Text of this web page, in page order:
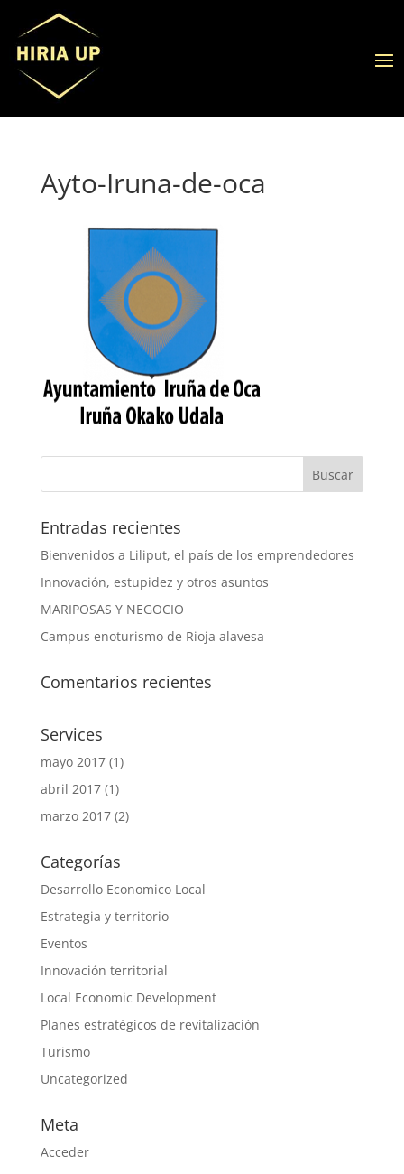
Ayto-Iruna-de-oca
Entradas recientes
Bienvenidos a Liliput, el país de los emprendedores
Innovación, estupidez y otros asuntos
MARIPOSAS Y NEGOCIO
Campus enoturismo de Rioja alavesa
Comentarios recientes
Services
mayo 2017(1)
abril 2017(1)
marzo 2017(2)
Categorías
Desarrollo Economico Local
Estrategia y territorio
Eventos
Innovación territorial
Local Economic Development
Planes estratégicos de revitalización
Turismo
Uncategorized
Meta
Acceder